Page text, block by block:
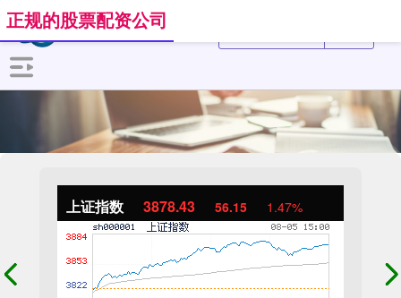
上证指数 3878.43 56.15 1.47%
正规的股票配资公司